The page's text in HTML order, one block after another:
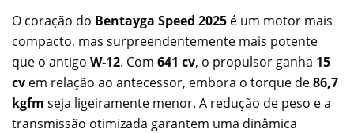
O coração do Bentayga Speed 2025 é um motor mais
compacto, mas surpreendentemente mais potente
que o antigo W-12. Com 641 cv, o propulsor ganha 15
cv em relação ao antecessor, embora o torque de86,7
kgfm seja ligeiramente menor. A redução de peso e a
transmissão otimizada garantem uma dinâmica